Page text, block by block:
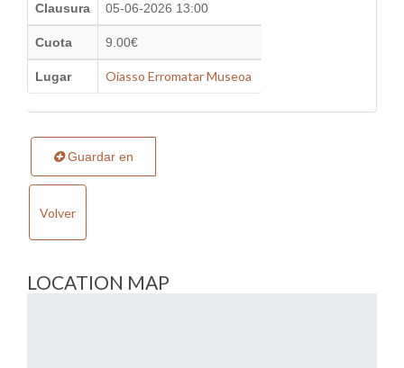
Clausura 05-06-2026 13:00
Cuota 9.00€
Lugar Oiasso Erromatar Museoa
Guardar en
Volver
LOCATION MAP